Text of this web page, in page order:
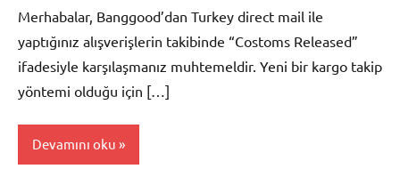
Merhabalar, Banggood’dan Turkey direct mail ile
yaptığınız alışverişlerin takibinde “Costoms Released”
ifadesiyle karşılaşmanız muhtemeldir. Yeni bir kargo takip
yöntemi olduğu için […]
Devamını oku